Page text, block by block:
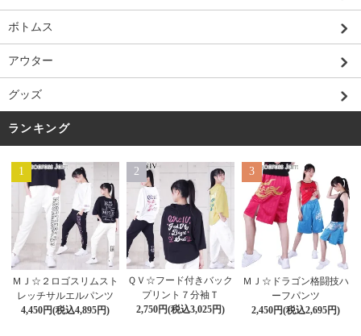
ボトムス
アウター
グッズ
ランキング
1
ＭＪ☆２ロゴスリムスト
レッチサルエルパンツ
4,450円(税込4,895円)
2
ＱＶ☆フード付きバック
プリント７分袖Ｔ
2,750円(税込3,025円)
3
ＭＪ☆ドラゴン格闘技ハ
ーフパンツ
2,450円(税込2,695円)